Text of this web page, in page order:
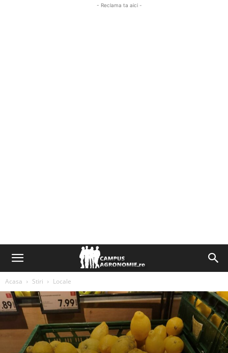
- Reclama ta aici -
Acasa Stiri Locale